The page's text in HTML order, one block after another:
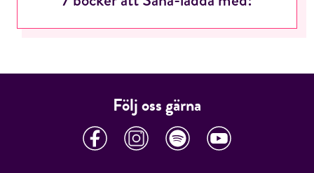
Jag accepterar villkoren.
Följ oss gärna